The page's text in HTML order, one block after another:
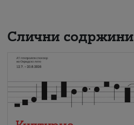
Слични содржини